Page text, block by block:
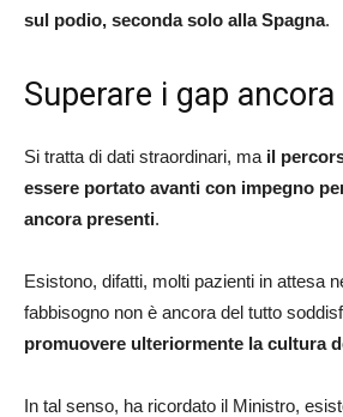
sul podio, seconda solo alla Spagna.
Superare i gap
Si tratta di dati straordinari, ma il
essere portato avanti con impegno
ancora presenti.
Esistono, difatti, molti pazienti in attesa
fabbisogno non è ancora del tutto
promuovere ulteriormente la cultura
In tal senso, ha ricordato il Ministro,